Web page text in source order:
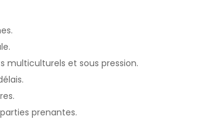
et sous pression.
prenantes.